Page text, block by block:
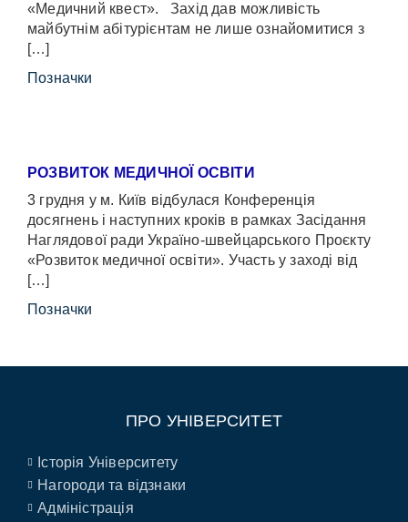
«Медичний квест». Захід дав можливість
майбутнім абітурієнтам не лише ознайомитися з
[…]
Позначки
РОЗВИТОК МЕДИЧНОЇ ОСВІТИ
3 грудня у м. Київ відбулася Конференція
досягнень і наступних кроків в рамках Засідання
Наглядової ради Україно-швейцарського Проєкту
«Розвиток медичної освіти». Участь у заході від
[…]
Позначки
ПРО УНІВЕРСИТЕТ
Історія Університету
Нагороди та відзнаки
Адміністрація